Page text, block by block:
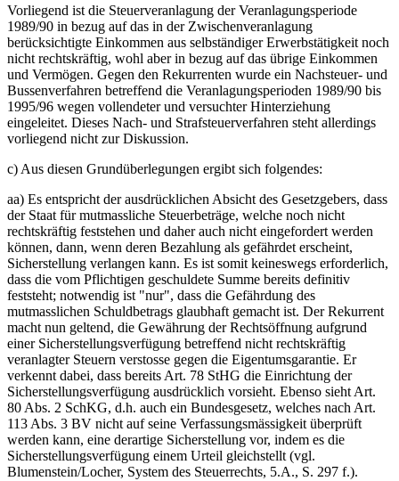
Vorliegend ist die Steuerveranlagung der Veranlagungsperiode
1989/90 in bezug auf das in der Zwischenveranlagung
berücksichtigte Einkommen aus selbständiger Erwerbstätigkeit noch
nicht rechtskräftig, wohl aber in bezug auf das übrige Einkommen
und Vermögen. Gegen den Rekurrenten wurde ein Nachsteuer- und
Bussenverfahren betreffend die Veranlagungsperioden 1989/90 bis
1995/96 wegen vollendeter und versuchter Hinterziehung
eingeleitet. Dieses Nach- und Strafsteuerverfahren steht allerdings
vorliegend nicht zur Diskussion.
c) Aus diesen Grundüberlegungen ergibt sich folgendes:
aa) Es entspricht der ausdrücklichen Absicht des Gesetzgebers, dass
der Staat für mutmassliche Steuerbeträge, welche noch nicht
rechtskräftig feststehen und daher auch nicht eingefordert werden
können, dann, wenn deren Bezahlung als gefährdet erscheint,
Sicherstellung verlangen kann. Es ist somit keineswegs erforderlich,
dass die vom Pflichtigen geschuldete Summe bereits definitiv
feststeht; notwendig ist "nur", dass die Gefährdung des
mutmasslichen Schuldbetrags glaubhaft gemacht ist. Der Rekurrent
macht nun geltend, die Gewährung der Rechtsöffnung aufgrund
einer Sicherstellungsverfügung betreffend nicht rechtskräftig
veranlagter Steuern verstosse gegen die Eigentumsgarantie. Er
verkennt dabei, dass bereits Art. 78 StHG die Einrichtung der
Sicherstellungsverfügung ausdrücklich vorsieht. Ebenso sieht Art.
80 Abs. 2 SchKG, d.h. auch ein Bundesgesetz, welches nach Art.
113 Abs. 3 BV nicht auf seine Verfassungsmässigkeit überprüft
werden kann, eine derartige Sicherstellung vor, indem es die
Sicherstellungsverfügung einem Urteil gleichstellt (vgl.
Blumenstein/Locher, System des Steuerrechts, 5.A., S. 297 f.).